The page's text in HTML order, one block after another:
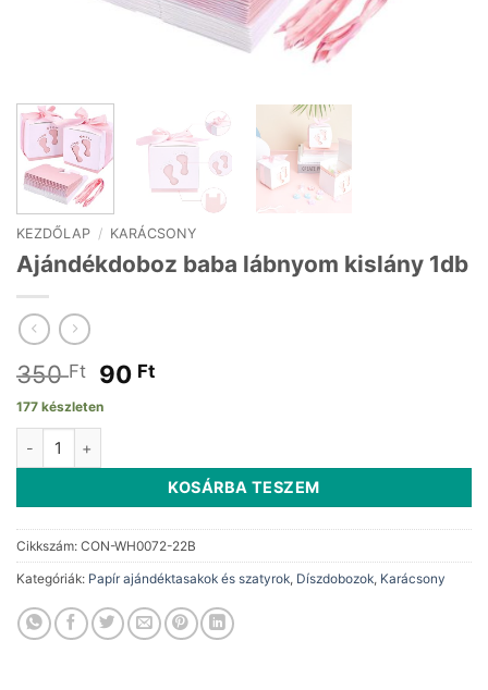
KEZDŐLAP / KARÁCSONY
Ajándékdoboz baba lábnyom kislány 1db
350Ft
Original
price
was:
90 FtCurrent
177 készleten
KOSÁRBA TESZEM
Cikkszám: CON-WH0072-22B
Kategóriák: Papír ajándéktasakok és szatyrok Díszdobozok Karácsony